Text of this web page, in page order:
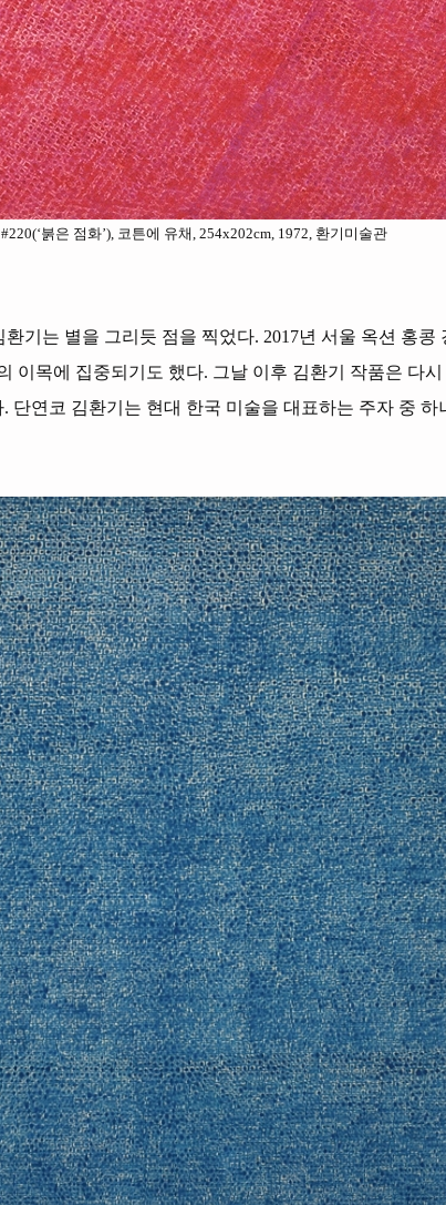
붉은 점화’), 코튼에 유채, 254x202cm, 1972, 환기미술관
기는 별을 그리듯 점을 찍었다. 2017년 서울 옥션 홍콩
이목에 집중되기도 했다. 그날 이후 김환기 작품은 다
연코 김환기는 현대 한국 미술을 대표하는 주자 중 하